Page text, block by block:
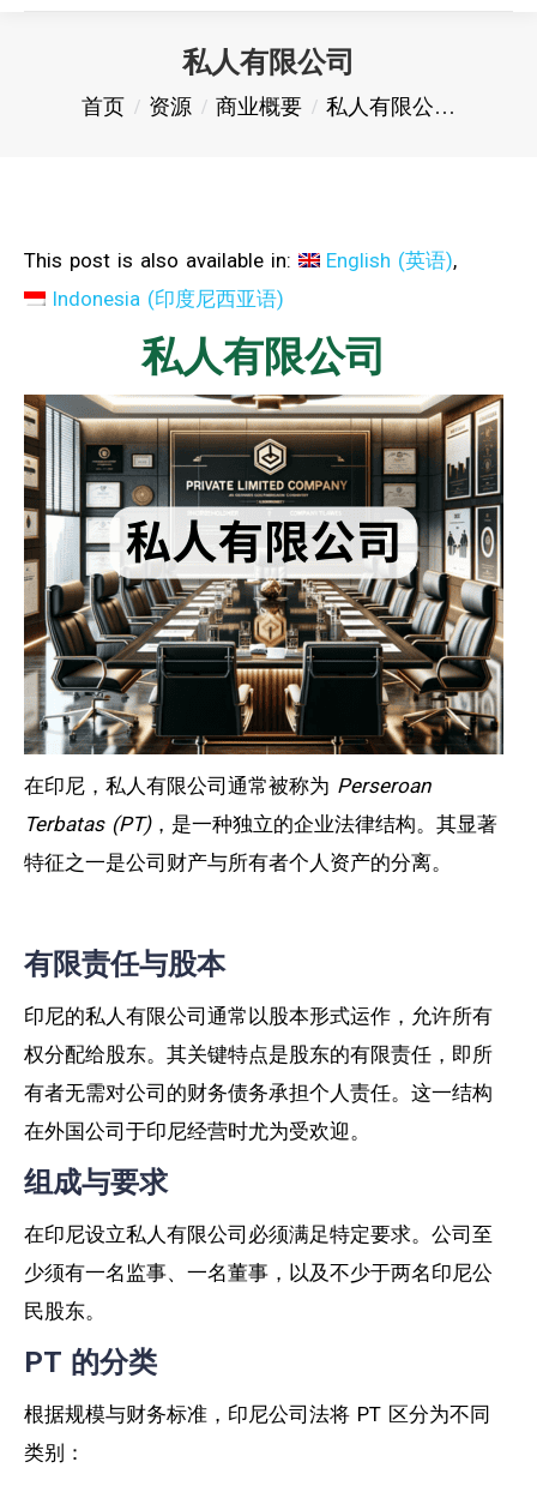
私人有限公司
您在这里：
首页 资源 商业概要 私人有限公…
This post is also available in: English (英语)
Indonesia (印度尼西亚语)
私人有限公司
在印尼，私人有限公司通常被称为 Perseroan
Terbatas (PT)，是一种独立的企业法律结构。其显著
特征之一是公司财产与所有者个人资产的分离。
有限责任与股本
印尼的私人有限公司通常以股本形式运作，允许所有
权分配给股东。其关键特点是股东的有限责任，即所
有者无需对公司的财务债务承担个人责任。这一结构
在外国公司于印尼经营时尤为受欢迎。
组成与要求
在印尼设立私人有限公司必须满足特定要求。公司至
少须有一名监事、一名董事，以及不少于两名印尼公
民股东。
PT 的分类
根据规模与财务标准，印尼公司法将 PT 区分为不同
类别：